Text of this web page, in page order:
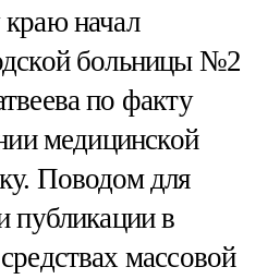
начал
больницы №2
по факту
медицинской
Поводом для
публикации в
массовой